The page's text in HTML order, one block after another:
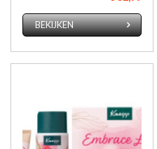
BEKIJKEN